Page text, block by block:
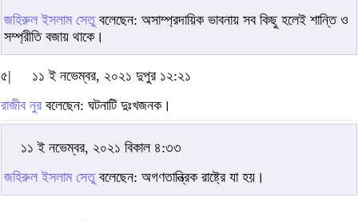
জহিরুল ইসলাম সেতুবলেছেন: অসাম্প্রদায়িক ভাবনায় সব কিছু হলেই শান্তি ও
সম্প্রীতি বজায় থাকে।
৫|
১১ ই নভেম্বর, ২০২১ দুপুর ১২:২১
রাজীব নুর বলেছেন: ঘটনাটি দুঃখজনক।
১১ ই নভেম্বর, ২০২১ বিকাল ৪:৩৩
জহিরুল ইসলাম সেতুবলেছেন: অগণতান্ত্রিক রাষ্ট্রে যা হয়।